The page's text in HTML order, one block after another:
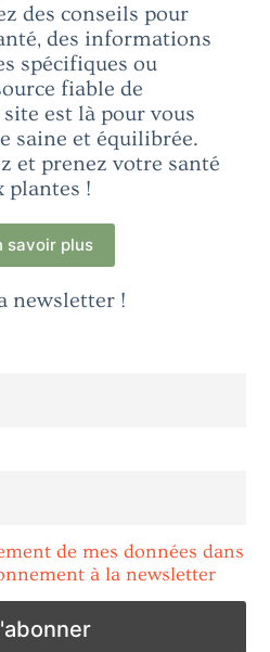
des conseils pour
des informations
spécifiques ou
fiable de
est là pour vous
saine et équilibrée.
et prenez votre santé
plantes !
savoir plus
newsletter !
de mes données dans
à la newsletter